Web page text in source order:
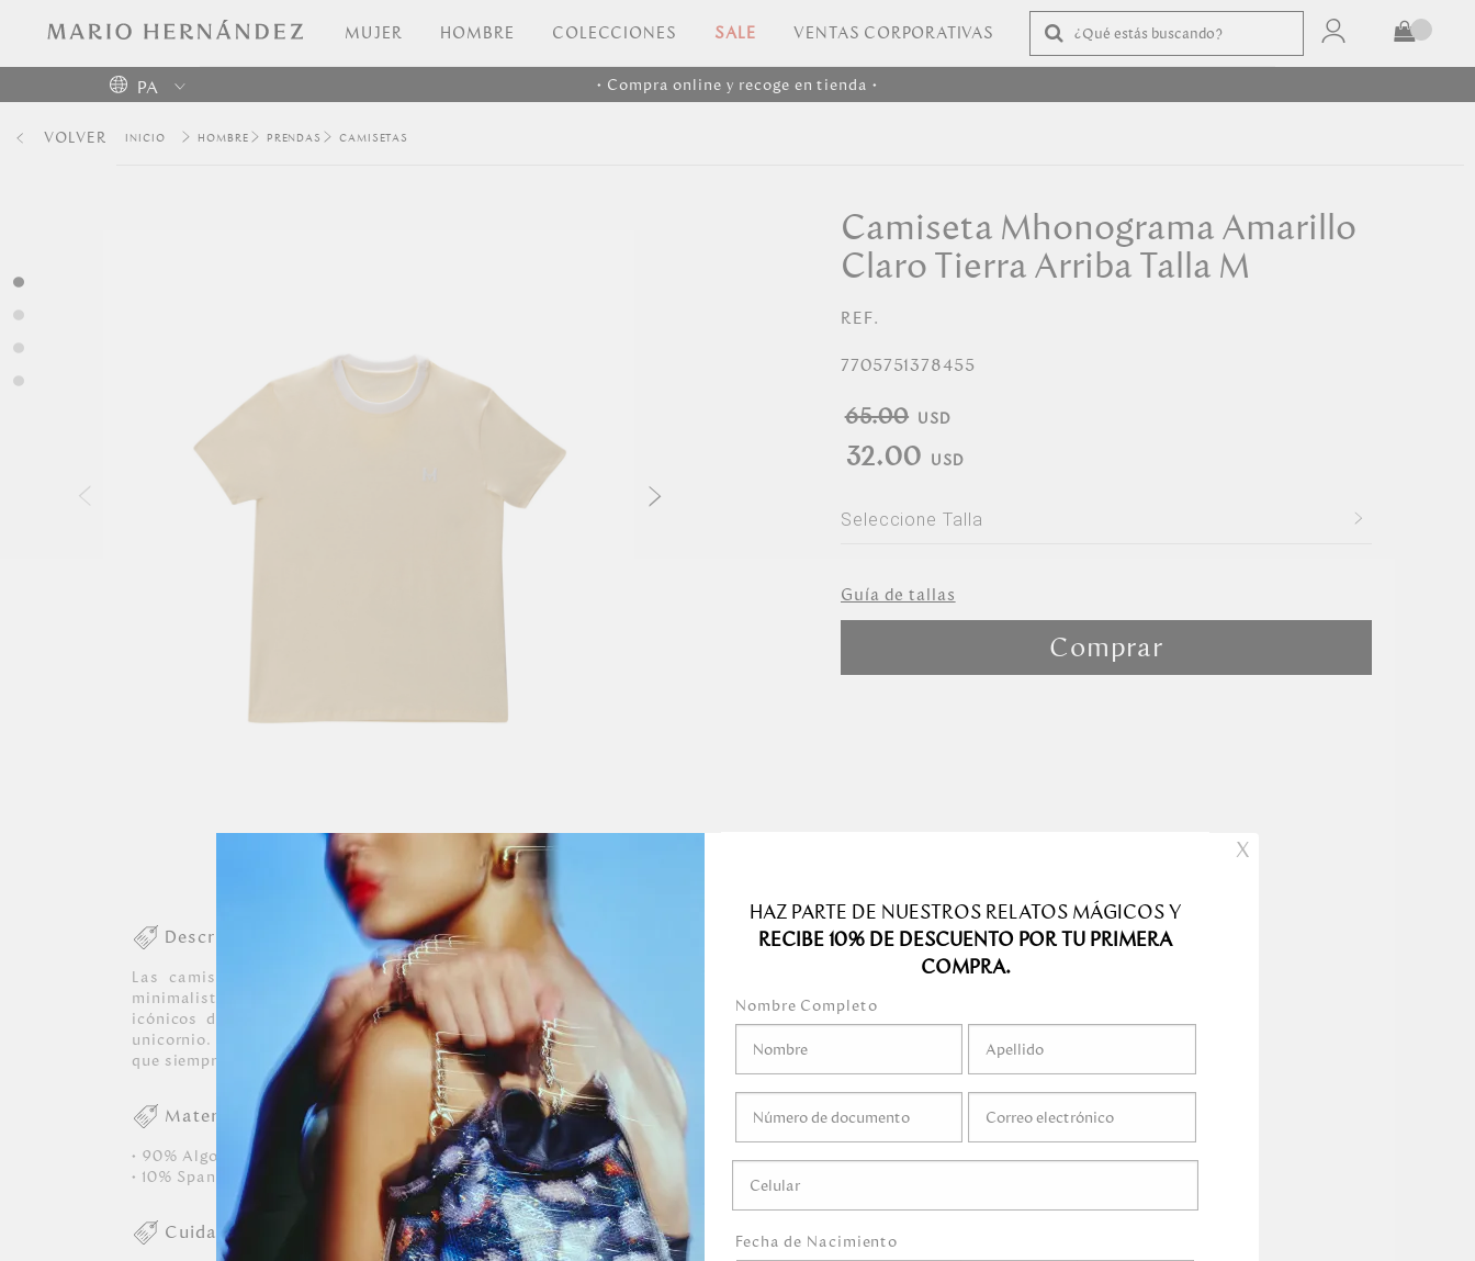
MUJER HOMBRE COLECCIONES SALE VENTAS CORPORATIVAS
PA
Colombia
• Compra online y recoge en tienda •
VOLVER HOMBRE PRENDAS CAMISETAS
Camiseta Mhonograma Amarillo
Claro Tierra Arriba Talla M
REF.
7705751378455
65.00
32.00
Seleccione Talla
M
Guía de tallas
Comprar
Especificaciones de producto
Descripción colección
Las camisetas de la colección Tierra Arriba tienen un diseño
minimalista que le da protagonismo absoluto a los elementos
icónicos de la marca: el logo, las iniciales MH fusionadas y el
unicornio. Además son 100 % algodón de tacto suave y frío para
que siempre quieras llevarlas puestas.
Materiales
• 90% Algodón
• 10% Spandex
Cuidados
Detalles de producto
Dimensiones
Altura:
15,00 Centímetro
Peso:110,00 Gramos
X
HAZ PARTE DE NUESTROS RELATOS MÁGICOS Y
RECIBE 10% DE DESCUENTO POR TU PRIMERA
COMPRA.
Nombre Completo
Fecha de Nacimiento